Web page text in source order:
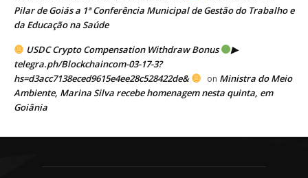
Pilar de Goiás a 1ª Conferência Municipal de Gestão do Trabalho e
da Educação na Saúde
USDC Crypto Compensation Withdraw Bonus
▶
telegra.ph/Blockchaincom-03-17-3?
hs=d3acc7138eced9615e4ee28c528422de&
on Ministra do Meio
Ambiente, Marina Silva recebe homenagem nesta quinta, em
Goiânia